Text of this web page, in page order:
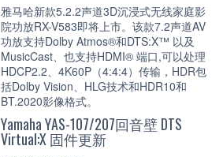
雅马哈新款5.2.2声道3D沉浸式无线家庭影
院功放RX-V583即将上市。该款7.2声道AV
功放支持Dolby Atmos®和DTS:X™ 以及
MusicCast、也支持HDMI® 端口,可以处理
HDCP2.2、4K60P（4:4:4）传输，HDR包
括Dolby Vision、HLG技术和HDR10和
BT.2020影像格式。
Yamaha YAS-107/207回音壁 DTS
Virtual:X 固件更新